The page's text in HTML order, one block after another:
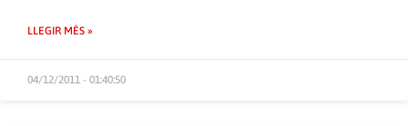
LLEGIR MÉS »
04/12/2011 - 01:40:50